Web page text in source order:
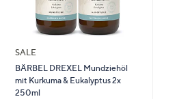
um
diese
anzuzeigen.
SALE
BÄRBEL DREXEL Mundziehöl
mit Kurkuma & Eukalyptus 2x
250ml